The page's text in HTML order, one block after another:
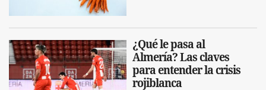
¿Qué le pasa al
Almería? Las claves
para entender la crisis
rojiblanca